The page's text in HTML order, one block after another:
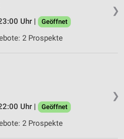
❯
Uhr |
Geöffnet
2 Prospekte
❯
Uhr |
Geöffnet
2 Prospekte